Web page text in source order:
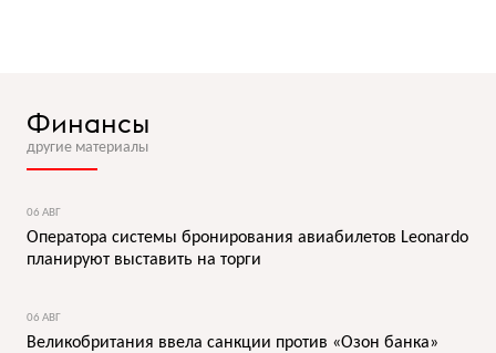
Финансы
другие материалы
06 АВГ
Оператора системы бронирования авиабилетов Leonardo
планируют выставить на торги
06 АВГ
Великобритания ввела санкции против «Озон банка»